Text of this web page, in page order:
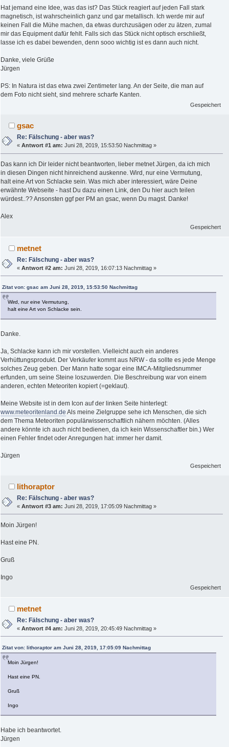
Hat jemand eine Idee, was das ist? Das Stück reagiert auf jeden Fall stark
magnetisch, ist wahrscheinlich ganz und gar metallisch. Ich werde mir auf
keinen Fall die Mühe machen, da etwas durchzusägen oder zu ätzen, zumal
mir das Equipment dafür fehlt. Falls sich das Stück nicht optisch erschließt,
lasse ich es dabei bewenden, denn sooo wichtig ist es dann auch nicht.
Danke, viele Grüße
Jürgen
PS: In Natura ist das etwa zwei Zentimeter lang. An der Seite, die man auf
dem Foto nicht sieht, sind mehrere scharfe Kanten.
Gespeichert
gsac
Re: Fälschung - aber was?
«Antwort #1 am: Juni 28, 2019, 15:53:50 Nachmittag »
Das kann ich Dir leider nicht beantworten, lieber metnet Jürgen, da ich mich
in diesen Dingen nicht hinreichend auskenne. Wird, nur eine Vermutung,
halt eine Art von Schlacke sein. Was mich aber interessiert, wäre Deine
erwähnte Webseite - hast Du dazu einen Link, den Du hier auch teilen
würdest..?? Ansonsten ggf per PM an gsac, wenn Du magst. Danke!
Alex
Gespeichert
metnet
Re: Fälschung - aber was?
«Antwort #2 am: Juni 28, 2019, 16:07:13 Nachmittag »
Zitat von: gsac am Juni 28, 2019, 15:53:50 Nachmittag
Wird, nur eine Vermutung,
halt eine Art von Schlacke sein.
Danke.
Ja, Schlacke kann ich mir vorstellen. Vielleicht auch ein anderes
Verhüttungsprodukt. Der Verkäufer kommt aus NRW - da sollte es jede Menge
solches Zeug geben. Der Mann hatte sogar eine IMCA-Mitgliedsnummer
erfunden, um seine Steine loszuwerden. Die Beschreibung war von einem
anderen, echten Meteoriten kopiert (=geklaut).
Meine Website ist in dem Icon auf der linken Seite hinterlegt:
www.meteoritenland.de Als meine Zielgruppe sehe ich Menschen, die sich
dem Thema Meteoriten populärwissenschaftlich nähern möchten. (Alles
andere könnte ich auch nicht bedienen, da ich kein Wissenschaftler bin.) Wer
einen Fehler findet oder Anregungen hat: immer her damit.
Jürgen
Gespeichert
lithoraptor
Re: Fälschung - aber was?
«Antwort #3 am: Juni 28, 2019, 17:05:09 Nachmittag »
Moin Jürgen!
Hast eine PN.
Gruß
Ingo
Gespeichert
metnet
Re: Fälschung - aber was?
«Antwort #4 am: Juni 28, 2019, 20:45:49 Nachmittag »
Zitat von: lithoraptor am Juni 28, 2019, 17:05:09 Nachmittag
Moin Jürgen!
Hast eine PN.
Gruß
Ingo
Habe ich beantwortet.
Jürgen